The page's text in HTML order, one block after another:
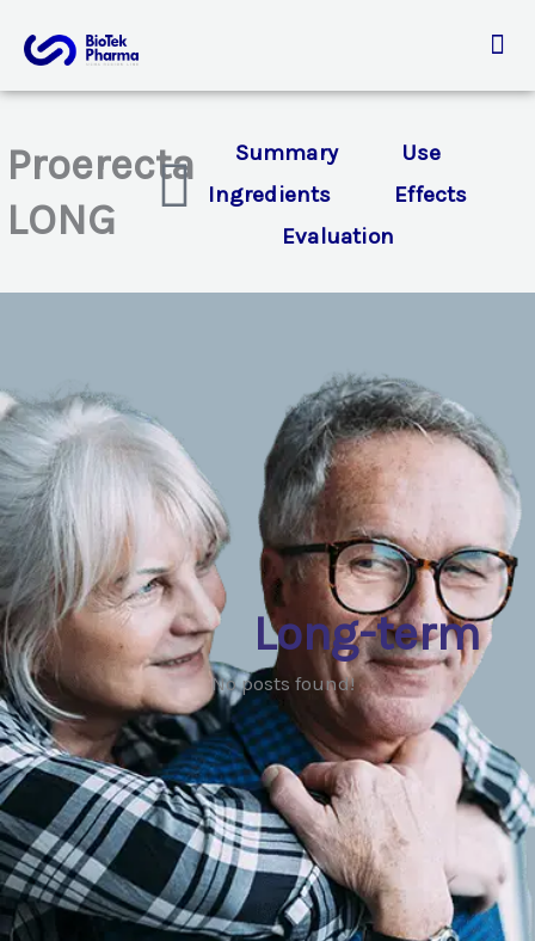
contenu
Proerecta
LONG
Summary
Use
Ingredients
Effects
Evaluation
Long-term
No posts found!